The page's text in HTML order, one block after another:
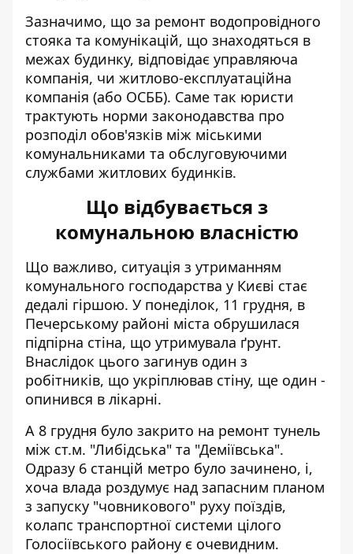
Зазначимо, що за ремонт водопровідного
стояка та комунікацій, що знаходяться в
межах будинку, відповідає управляюча
компанія, чи житлово-експлуатаційна
компанія (або ОСББ). Саме так юристи
трактують норми законодавства про
розподіл обов'язків між міськими
комунальниками та обслуговуючими
службами житлових будинків.
Що відбувається з
комунальною власністю
Що важливо, ситуація з утриманням
комунального господарства у Києві стає
дедалі гіршою. У понеділок, 11 грудня, в
Печерському районі міста обрушилася
підпірна стіна, що утримувала ґрунт.
Внаслідок цього загинув один з
робітників, що укріплював стіну, ще один -
опинився в лікарні.
А 8 грудня було закрито на ремонт тунель
між ст.м. "Либідська" та "Деміївська".
Одразу 6 станцій метро було зачинено, і,
хоча влада роздумує над запасним планом
з запуску "човникового" руху поїздів,
колапс транспортної системи цілого
Голосіївського району є очевидним.